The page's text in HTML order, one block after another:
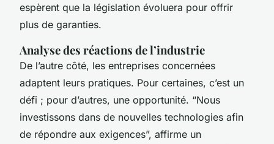
espèrent que la législation évoluera pour offrir
plus de garanties.
Analyse des réactions de l’industrie
De l’autre côté, les entreprises concernées
adaptent leurs pratiques. Pour certaines, c’est un
défi ; pour d’autres, une opportunité. “Nous
investissons dans de nouvelles technologies afin
de répondre aux exigences”, affirme un